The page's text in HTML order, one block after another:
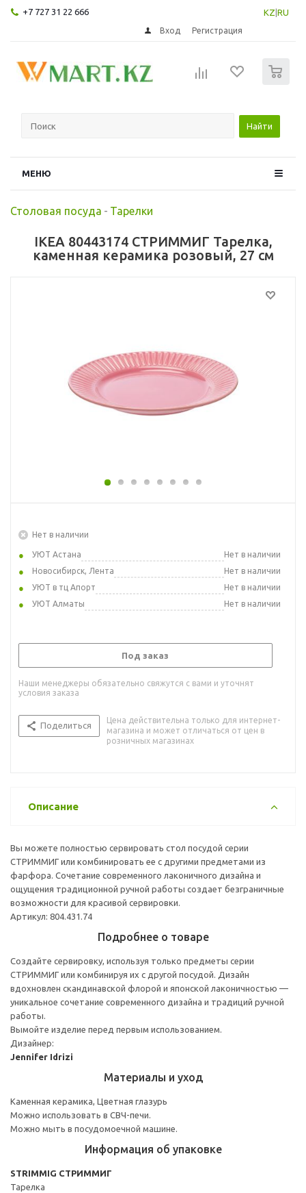
+7 727 31 22 666 KZ RU
Вход Регистрация
Найти
МЕНЮ
Столовая посуда - Тарелки
IKEA 80443174 СТРИММИГ Тарелка,
каменная керамика розовый, 27 см
Нет в наличии
УЮТ Астана
Нет в наличии
Новосибирск, Лента
Нет в наличии
УЮТ в тц Апорт
Нет в наличии
УЮТ Алматы
Нет в наличии
Под заказ
Наши менеджеры обязательно свяжутся с вами и уточнят
условия заказа
Поделиться
Цена действительна только для интернет-
магазина и может отличаться от цен в
розничных магазинах
Описание
Вы можете полностью сервировать стол посудой серии
СТРИММИГ или комбинировать ее с другими предметами из
фарфора. Сочетание современного лаконичного дизайна и
ощущения традиционной ручной работы создает безграничные
возможности для красивой сервировки.
Артикул: 804.431.74
Подробнее о товаре
Создайте сервировку, используя только предметы серии
СТРИММИГ или комбинируя их с другой посудой. Дизайн
вдохновлен скандинавской флорой и японской лаконичностью —
уникальное сочетание современного дизайна и традиций ручной
работы.
Вымойте изделие перед первым использованием.
Дизайнер:
Jennifer Idrizi
Материалы и уход
Каменная керамика, Цветная глазурь
Можно использовать в СВЧ-печи.
Можно мыть в посудомоечной машине.
Информация об упаковке
STRIMMIG СТРИММИГ
Тарелка